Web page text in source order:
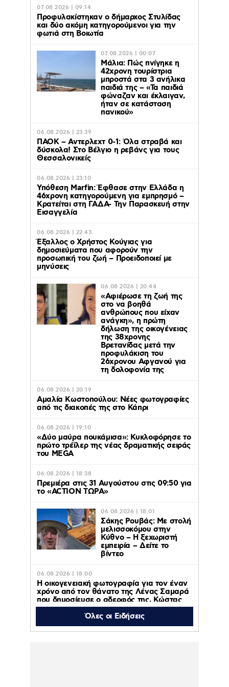
07.08.2026 | 09:14
Προφυλακίστηκαν ο δήμαρχος Στυλίδας
και δύο ακόμη κατηγορούμενοι για την
φωτιά στη Βοιωτία
07.08.2026 | 00:07
Μάλια: Πώς πνίγηκε η
42χρονη τουρίστρια
μπροστά στα 3 ανήλικα
παιδιά της – «Τα παιδιά
φώναζαν και έκλαιγαν,
ήταν σε κατάσταση
πανικού»
06.08.2026 | 23:39
ΠΑΟΚ – Αντερλεχτ 0-1: Όλα στραβά και
δύσκολα! Στο Βέλγιο η ρεβάνς για τους
Θεσσαλονικείς
06.08.2026 | 23:10
Υπόθεση Marfin: Έφθασε στην Ελλάδα η
46χρονη κατηγορούμενη για εμπρησμό –
Κρατείται στη ΓΑΔΑ- Την Παρασκευή στην
Εισαγγελία
06.08.2026 | 22:43
Έξαλλος ο Χρήστος Κούγιας για
δημοσιεύματα που αφορούν την
προσωπική του ζωή – Προειδοποιεί με
μηνύσεις
06.08.2026 | 20:44
«Αφιέρωσε τη ζωή της
στο να βοηθά
ανθρώπους που είχαν
ανάγκη», η πρώτη
δήλωση της οικογένειας
της 38χρονης
Βρετανίδας μετά την
προφυλάκιση του
26χρονου Αφγανού για
τη δολοφονία της
06.08.2026 | 20:19
Αμαλία Κωστοπούλου: Νέες φωτογραφίες
από τις διακοπές της στο Κάπρι
06.08.2026 | 19:10
«Δύο μαύρα πουκάμισα»: Κυκλοφόρησε το
πρώτο τρέϊλερ της νέας δραματικής σειράς
του MEGA
06.08.2026 | 18:38
Πρεμιέρα στις 31 Αυγούστου στις 09:50 για
το «ACTION ΤΩΡΑ»
06.08.2026 | 18:01
Σάκης Ρουβάς: Με στολή
μελισσοκόμου στην
Κύθνο – Η ξεχωριστή
εμπειρία – Δείτε το
βίντεο
06.08.2026 | 18:00
Η οικογενειακή φωτογραφία για τον έναν
χρόνο από τον θάνατο της Λένας Σαμαρά
που δημοσίευσε ο αδερφός της, Κώστας
06.08.2026 | 16:05
Κατερίνα Λιόλιου: Ο συνθέτης του
Όλες οι Ειδήσεις